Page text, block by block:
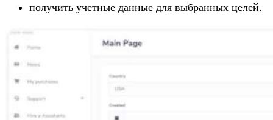
получить учетные данные для выбранных целей.